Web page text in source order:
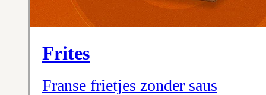
Frites
Franse frietjes zonder saus